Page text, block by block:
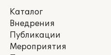
Каталог
Внедрения
Публикации
Мероприятия